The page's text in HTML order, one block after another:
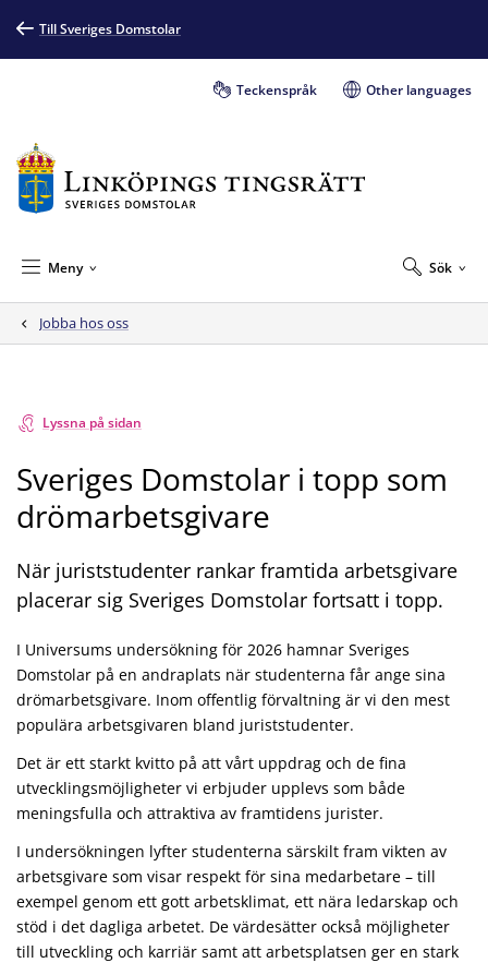
Till Sveriges Domstolar
Teckenspråk Other languages
Sök
Meny
Jobba hos oss
Lyssna på sidan
Sveriges Domstolar i topp som
drömarbetsgivare
När juriststudenter rankar framtida arbetsgivare
placerar sig Sveriges Domstolar fortsatt i topp.
I Universums undersökning för 2026 hamnar Sveriges
Domstolar på en andraplats när studenterna får ange sina
drömarbetsgivare. Inom offentlig förvaltning är vi den mest
populära arbetsgivaren bland juriststudenter.
Det är ett starkt kvitto på att vårt uppdrag och de fina
utvecklingsmöjligheter vi erbjuder upplevs som både
meningsfulla och attraktiva av framtidens jurister.
I undersökningen lyfter studenterna särskilt fram vikten av
arbetsgivare som visar respekt för sina medarbetare – till
exempel genom ett gott arbetsklimat, ett nära ledarskap och
stöd i det dagliga arbetet. De värdesätter också möjligheter
till utveckling och karriär samt att arbetsplatsen ger en stark